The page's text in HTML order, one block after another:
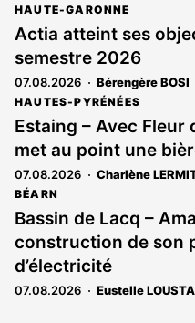
HAUTE-GARONNE
Actia atteint ses
semestre 2026
07.08.2026 Bérengère BOSI
HAUTES-PYRÉNÉES
Estaing – Avec Fleur
met au point une
07.08.2026 Charlène
BÉARN
Bassin de Lacq –
construction de son
d’électricité
07.08.2026 Eustelle